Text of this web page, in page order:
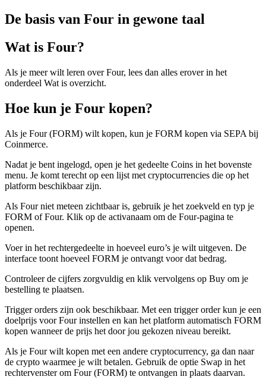
De basis van Four in gewone taal
Wat is Four?
Als je meer wilt leren over Four, lees dan alles erover in het
onderdeel Wat is overzicht.
Hoe kun je Four kopen?
Als je Four (FORM) wilt kopen, kun je FORM kopen via SEPA bij
Coinmerce.
Nadat je bent ingelogd, open je het gedeelte Coins in het bovenste
menu. Je komt terecht op een lijst met cryptocurrencies die op het
platform beschikbaar zijn.
Als Four niet meteen zichtbaar is, gebruik je het zoekveld en typ je
FORM of Four. Klik op de activanaam om de Four-pagina te
openen.
Voer in het rechtergedeelte in hoeveel euro’s je wilt uitgeven. De
interface toont hoeveel FORM je ontvangt voor dat bedrag.
Controleer de cijfers zorgvuldig en klik vervolgens op Buy om je
bestelling te plaatsen.
Trigger orders zijn ook beschikbaar. Met een trigger order kun je een
doelprijs voor Four instellen en kan het platform automatisch FORM
kopen wanneer de prijs het door jou gekozen niveau bereikt.
Als je Four wilt kopen met een andere cryptocurrency, ga dan naar
de crypto waarmee je wilt betalen. Gebruik de optie Swap in het
rechtervenster om Four (FORM) te ontvangen in plaats daarvan.